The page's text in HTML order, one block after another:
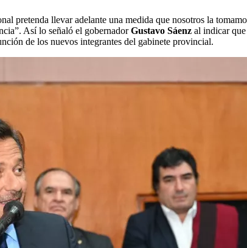
pretenda llevar adelante una medida que nosotros la
Así lo señaló el gobernadorGustavo Sáenz al indicar
de los nuevos integrantes del gabinete provincial.